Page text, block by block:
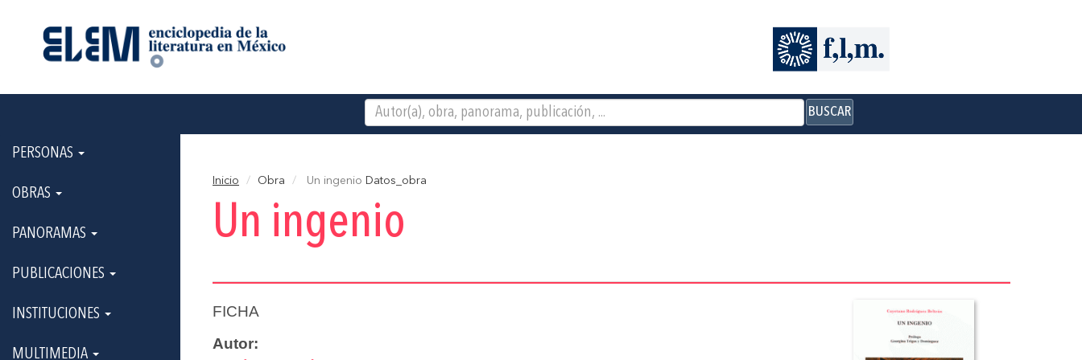
BUSCAR
PERSONAS
OBRAS
PANORAMAS
PUBLICACIONES
INSTITUCIONES
MULTIMEDIA
Inicio Obra Un ingenio Datos_obra
Un ingenio
FICHA
Autor: